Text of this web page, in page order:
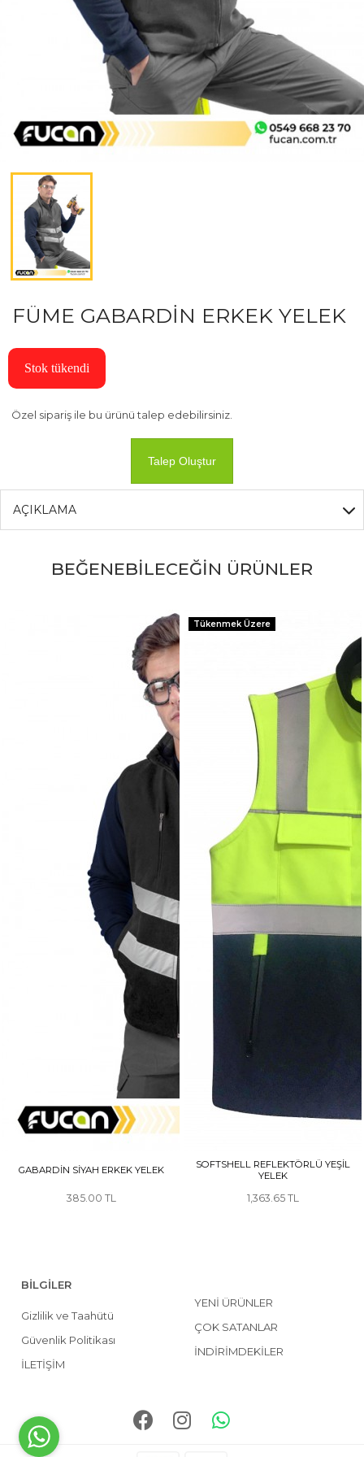
FÜME GABARDİN ERKEK YELEK
Stok tükendi
Özel sipariş ile bu ürünü talep edebilirsiniz.
Talep Oluştur
AÇIKLAMA
BEĞENEBİLECEĞİN ÜRÜNLER
GABARDİN SİYAH ERKEK YELEK
385.00
Tükenmek Üzere
SOFTSHELL REFLEKTÖRLÜ YEŞİL
YELEK
1,363.65
BİLGİLER
Gizlilik ve Taahütü
Güvenlik Politikası
İLETİŞİM
YENİ ÜRÜNLER
ÇOK SATANLAR
İNDİRİMDEKİLER